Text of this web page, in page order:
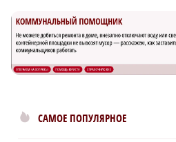
САМОЕ ПОПУЛЯРНОЕ